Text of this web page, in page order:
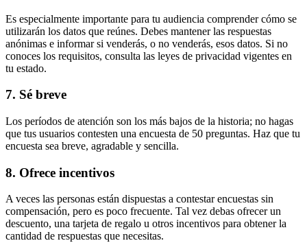
Es especialmente importante para tu audiencia comprender cómo se
utilizarán los datos que reúnes. Debes mantener las respuestas
anónimas e informar si venderás, o no venderás, esos datos. Si no
conoces los requisitos, consulta las leyes de privacidad vigentes en
tu estado.
7. Sé breve
Los períodos de atención son los más bajos de la historia; no hagas
que tus usuarios contesten una encuesta de 50 preguntas. Haz que tu
encuesta sea breve, agradable y sencilla.
8. Ofrece incentivos
A veces las personas están dispuestas a contestar encuestas sin
compensación, pero es poco frecuente. Tal vez debas ofrecer un
descuento, una tarjeta de regalo u otros incentivos para obtener la
cantidad de respuestas que necesitas.